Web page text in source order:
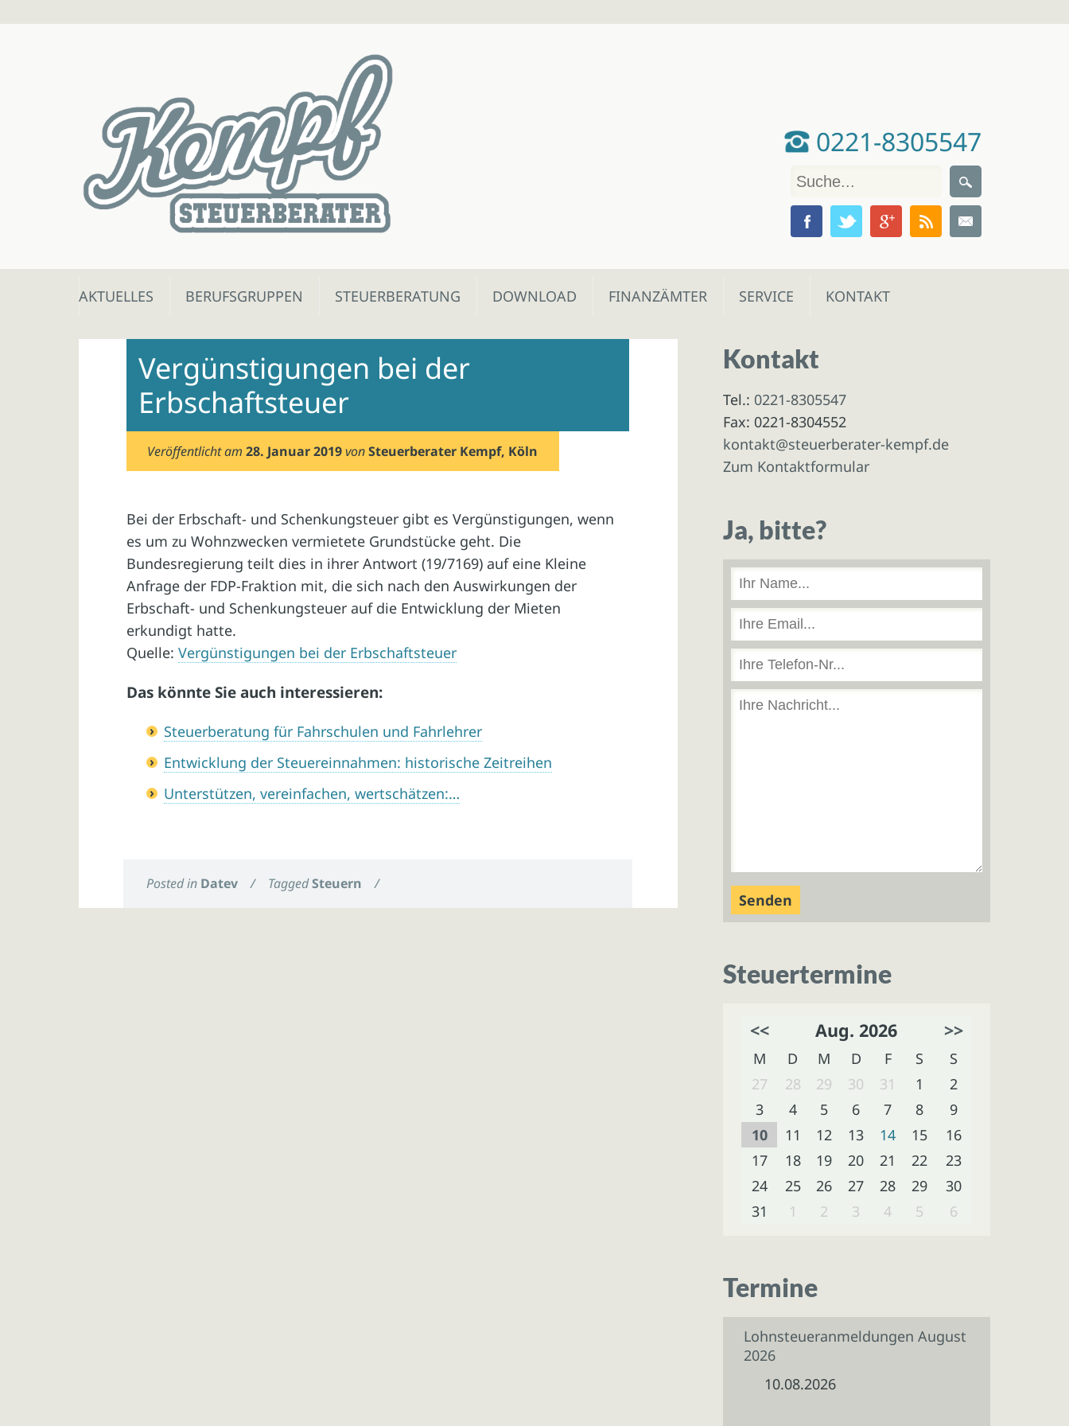
0221-8305547
Skip
AKTUELLES BERUFSGRUPPEN STEUERBERATUNG DOWNLOAD FINANZÄMTER SERVICE KONTAKT
Vergünstigungen bei der
Erbschaftsteuer
Veröffentlicht am28. Januar 2019 vonSteuerberater Kempf, Köln
Bei der Erbschaft- und Schenkungsteuer gibt es Vergünstigungen, wenn
es um zu Wohnzwecken vermietete Grundstücke geht. Die
Bundesregierung teilt dies in ihrer Antwort (19/7169) auf eine Kleine
Anfrage der FDP-Fraktion mit, die sich nach den Auswirkungen der
Erbschaft- und Schenkungsteuer auf die Entwicklung der Mieten
erkundigt hatte.
Quelle:Vergünstigungen bei der Erbschaftsteuer
Das könnte Sie auch interessieren:
Steuerberatung für Fahrschulen und Fahrlehrer
Entwicklung der Steuereinnahmen: historische Zeitreihen
Unterstützen, vereinfachen, wertschätzen:…
Posted in Datev / TaggedSteuern /
Kontakt
Tel.: 0221-8305547
Fax: 0221-8304552
kontakt@steuerberater-kempf.de
Zum Kontaktformular
Ja, bitte?
Steuertermine
<< Aug. 2026 >>
M D M D F S
S
27
28 29 30 31 1
2
3
4 5 6 7 8
9
10
11 12 13 14 15
16
17
18 19 20 21 22
23
24
25 26 27 28 29
30
31
1 2 3 4 5 6
Termine
Lohnsteueranmeldungen August
2026
10.08.2026